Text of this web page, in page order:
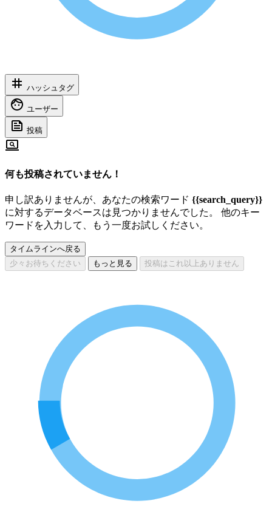
ハッシュタグ
ユーザー
投稿
何も投稿されていません！
申し訳ありませんが、あなたの検索ワード {{search_query}}
に対するデータベースは見つかりませんでした。 他のキー
ワードを入力して、もう一度お試しください。
タイムラインへ戻る
少々お待ちください
もっと見る 投稿はこれ以上ありません